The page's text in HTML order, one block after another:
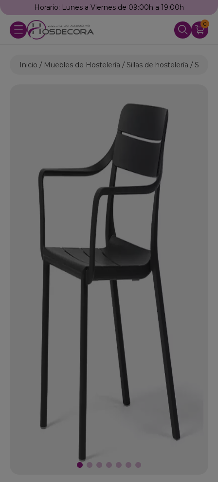
Horario: Lunes a Viernes de 09:00h a 19:00h
0
Inicio Muebles de Hostelería Sillas de hostelería Sillas